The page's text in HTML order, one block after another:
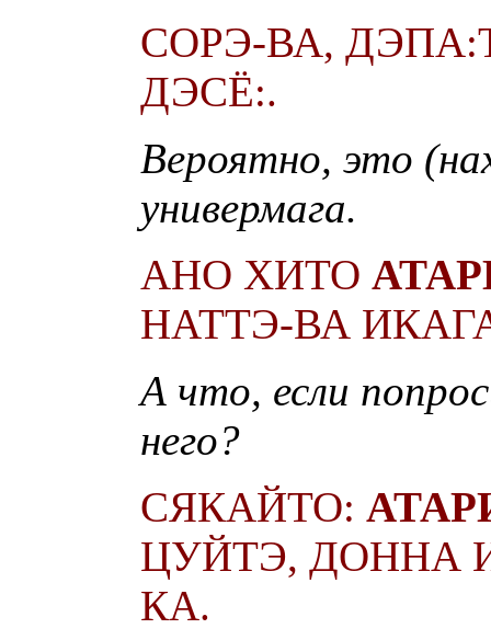
СОРЭ-ВА,
ДЭСЁ:.
Вероятно, это
универмага.
АНО ХИТО
НАТТЭ-ВА
А что, если
него?
СЯКАЙТО:
ЦУЙТЭ, ДОННА
КА.